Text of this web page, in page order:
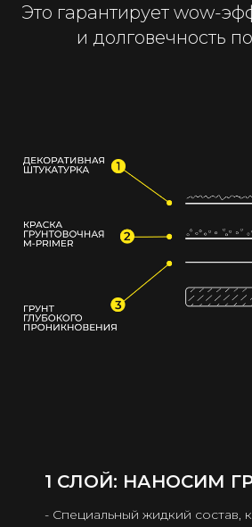
Это гарантирует wow-
и долговечность
1 СЛОЙ: НАНОСИМ
- Специальный жидкий состав,